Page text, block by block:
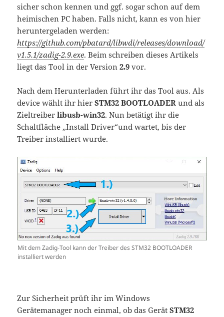
sicher schon kennen und ggf. sogar schon auf dem
heimischen PC haben. Falls nicht, kann es von hier
heruntergeladen werden:
https://github.com/pbatard/libwdi/releases/download/
v1.5.1/zadig-2.9.exe. Beim schreiben dieses Artikels
liegt das Tool in der Version2.9 vor.
Nach dem Herunterladen führt ihr das Tool aus. Als
device wählt ihr hierSTM32 BOOTLOADER und als
Zieltreiberlibusb-win32. Nun betätigt ihr die
Schaltfläche „Install Driver“und wartet, bis der
Treiber installiert wurde.
Mit dem Zadig-Tool kann der Treiber des STM32 BOOTLOADER
installiert werden
Zur Sicherheit prüft ihr im Windows
Gerätemanager noch einmal, ob das GerätSTM32